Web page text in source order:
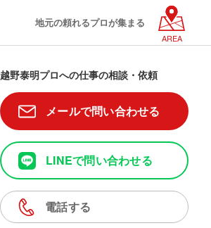
地元の頼れるプロが集まる
AREA
越野泰明プロへの仕事の相談・依頼
メールで問い合わせる
LINEで問い合わせる
電話する